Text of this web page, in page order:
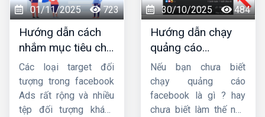
việc nắm vữngcách
tạo đối tượng quảng
cáo trên Facebook
kỹ năng bắt buộc đối
với bất kỳ nhà quảng
cáo nào, dù bạn là
người mới hay đã chạy
Ads lâu năm.
giản và hiệu quả, giúp
bạn nắm bắt mọi thông
tin cần thiết để tối ưu
hóa chiến dịch.
01/11/2025 723
Hướng dẫn cách
nhắm mục tiêu chi
tiết trong quảng
cáo facebook
Các loại target đối
tượng trong facebook
Ads rất rộng và nhiều
tệp đối tượng khách
30/10/2025 484
Hướng dẫn chạy
quảng cáo
facebook từ a đến
z từ chuyên gia
Nếu bạn chưa biết
chạy quảng cáo
facebook là gì ? hay
chưa biết làm thế nào